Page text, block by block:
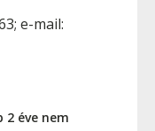
e-mail:
éve nem